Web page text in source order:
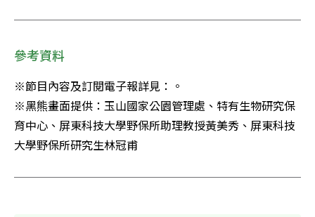
參考資料
※節目內容及訂閱電子報詳見：。
※黑熊畫面提供：玉山國家公園管理處、特有生物研究保
育中心、屏東科技大學野保所助理教授黃美秀、屏東科技
大學野保所研究生林冠甫